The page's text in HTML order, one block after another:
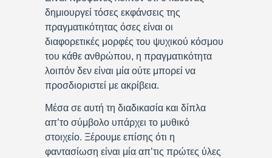
δημιουργεί τόσες εκφάνσεις της
πραγματικότητας όσες είναι οι
διαφορετικές μορφές του ψυχικού κόσμου
του κάθε ανθρώπου, η πραγματικότητα
λοιπόν δεν είναι μία ούτε μπορεί να
προσδιοριστεί με ακρίβεια.
Μέσα σε αυτή τη διαδικασία και δίπλα
απ’το σύμβολο υπάρχει το μυθικό
στοιχείο. Ξέρουμε επίσης ότι η
φαντασίωση είναι μία απ’τις πρώτες ύλες